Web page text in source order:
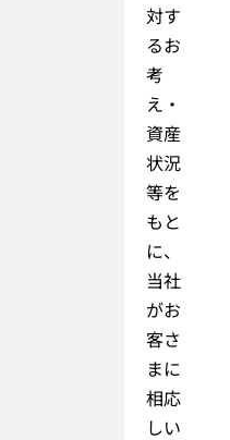
対す
るお
考
え・
資産
状況
等を
もと
に、
当社
がお
客さ
まに
相応
しい